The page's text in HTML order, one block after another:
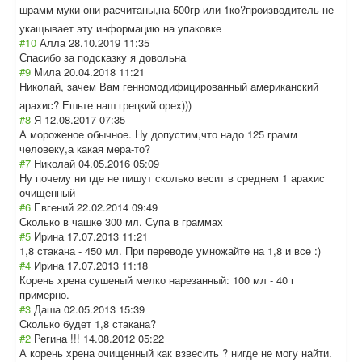
шрамм муки они расчитаны,на 500гр или 1ко?производитель не
укащывает эту информацию на упаковке
#10 Алла 28.10.2019 11:35
Спасибо за подсказку я довольна
#9 Мила 20.04.2018 11:21
Николай, зачем Вам генномодифицированный американский
арахис? Ешьте наш грецкий орех)))
#8 Я 12.08.2017 07:35
А мороженое обычное. Ну допустим,что надо 125 грамм
человеку,а какая мера-то?
#7 Николай 04.05.2016 05:09
Ну почему ни где не пишут сколько весит в среднем 1 арахис
очищенный
#6 Евгений 22.02.2014 09:49
Сколько в чашке 300 мл. Супа в граммах
#5 Ирина 17.07.2013 11:21
1,8 стакана - 450 мл. При переводе умножайте на 1,8 и все :)
#4 Ирина 17.07.2013 11:18
Корень хрена сушеный мелко нарезанный: 100 мл - 40 г
примерно.
#3 Даша 02.05.2013 15:39
Сколько будет 1,8 стакана?
#2 Регина !!! 14.08.2012 05:22
А корень хрена очищенный как взвесить ? нигде не могу найти.